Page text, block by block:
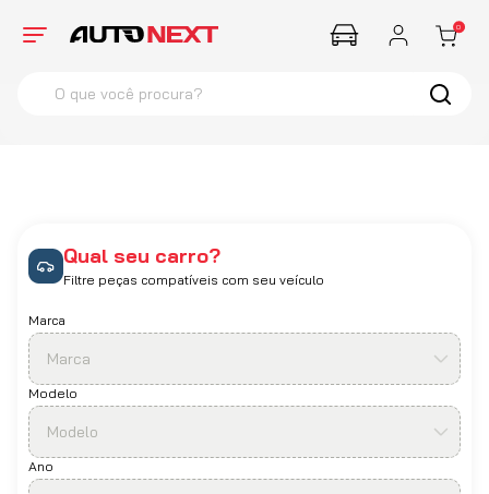
0
4º Hella
Qual seu carro?
Filtre peças compatíveis com seu veículo
Marca
Marca
Modelo
Modelo
Ano